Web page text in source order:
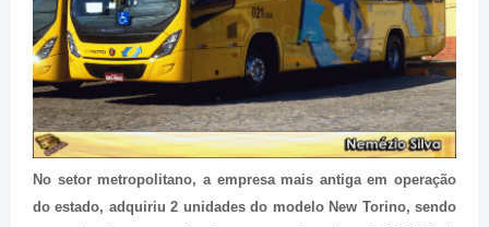
No setor metropolitano, a empresa mais antiga em operação
do estado, adquiriu 2 unidades do modelo New Torino, sendo